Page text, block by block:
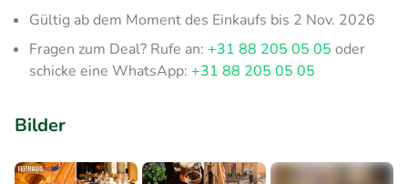
Gültig ab dem Moment des Einkaufs bis 2 Nov. 2026
Fragen zum Deal? Rufe an: +31 88 205 05 05 oder
schicke eine WhatsApp: +31 88 205 05 05
Bilder